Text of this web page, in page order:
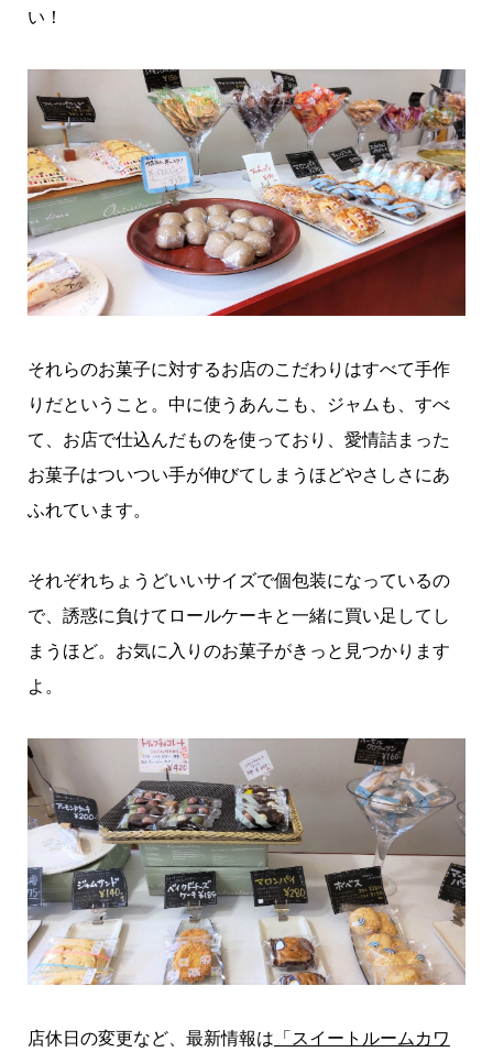
い！
それらのお菓子に対するお店のこだわりはすべて手作
りだということ。中に使うあんこも、ジャムも、すべ
て、お店で仕込んだものを使っており、愛情詰まった
お菓子はついつい手が伸びてしまうほどやさしさにあ
ふれています。
それぞれちょうどいいサイズで個包装になっているの
で、誘惑に負けてロールケーキと一緒に買い足してし
まうほど。お気に入りのお菓子がきっと見つかります
よ。
店休日の変更など、最新情報は 「スイートルームカワ